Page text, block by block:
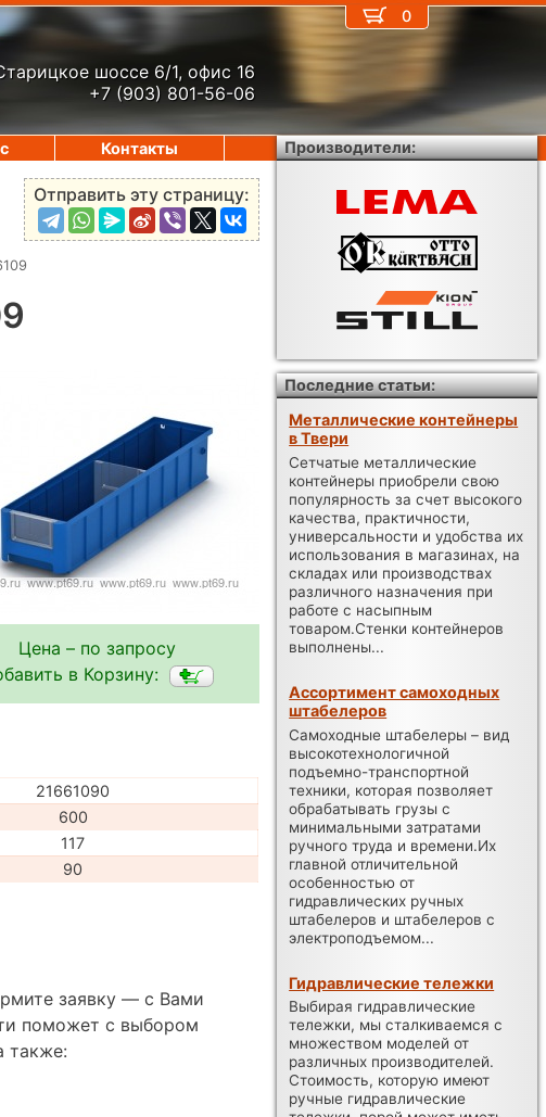
шоссе 6/1, офис 16
+7 (903) 801-56-06
Отправить эту страницу:
Цена – по запросу
в Корзину:
21661090
600
117
90
заявку — с Вами
поможет с выбором
также:
0
Контакты Производители:
Последние статьи:
Металлические контейнеры
в Твери
Сетчатые металлические
контейнеры приобрели свою
популярность за счет высокого
качества, практичности,
универсальности и удобства их
использования в магазинах, на
складах или производствах
различного назначения при
работе с насыпным
товаром.Стенки контейнеров
выполнены...
Ассортимент самоходных
штабелеров
Самоходные штабелеры – вид
высокотехнологичной
подъемно-транспортной
техники, которая позволяет
обрабатывать грузы с
минимальными затратами
ручного труда и времени.Их
главной отличительной
особенностью от
гидравлических ручных
штабелеров и штабелеров с
электроподъемом...
Гидравлические тележки
Выбирая гидравлические
тележки, мы сталкиваемся с
множеством моделей от
различных производителей.
Стоимость, которую имеют
ручные гидравлические